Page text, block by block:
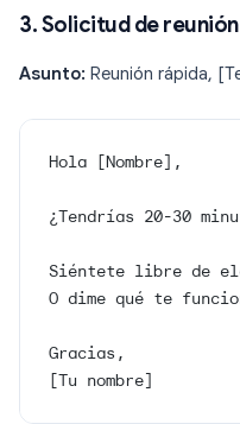
3. Solicitud de reunión
Asunto: Reunión rápida,
Hola [Nombre],
¿Tendrías 20-30
Siéntete libre de
O dime qué te
Gracias,
[Tu nombre]